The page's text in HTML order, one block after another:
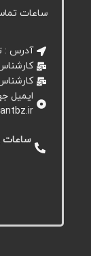
ساعات تماس
آدرس :
کارشناس فروش
کارشناس فروش
ایمیل